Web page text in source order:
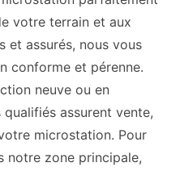
votre terrain et aux
et assurés, nous vous
conforme et pérenne.
neuve ou en
assurent vente,
microstation. Pour
notre zone principale,